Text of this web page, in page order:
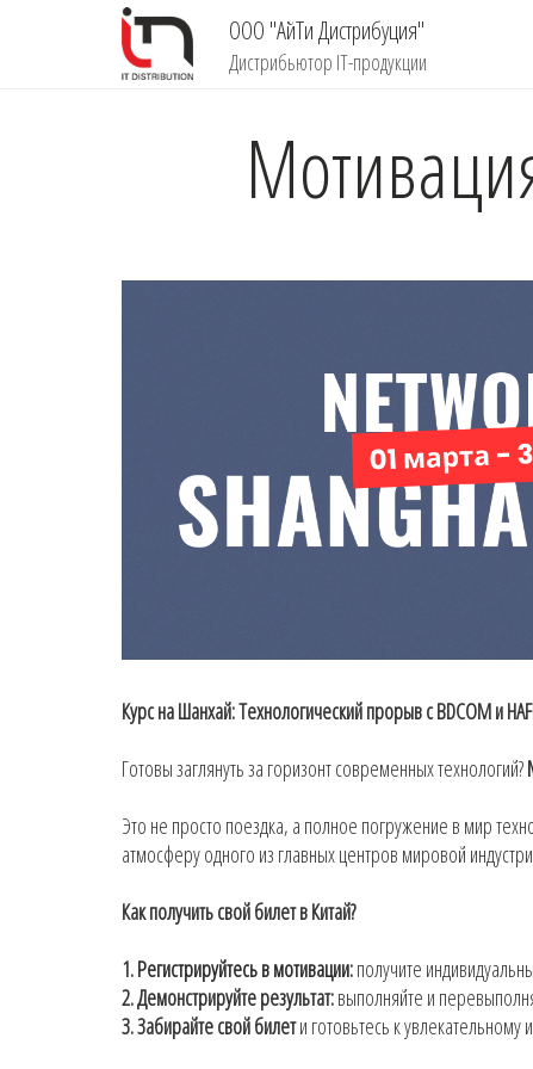
ООО "АйТи Дистрибуция"
Дистрибьютор IT-продукции
Курс на Шанхай: Технологический прорыв с BDCOM и
Готовы заглянуть за горизонт современных технологий?
Это не просто поездка, а полное погружение в мир
атмосферу одного из главных центров мировой
Как получить свой билет в Китай?
1.Регистрируйтесь в мотивации:получите
2. Демонстрируйте результат:выполняйте и
3. Забирайте свой билети готовьтесь к увлекательному